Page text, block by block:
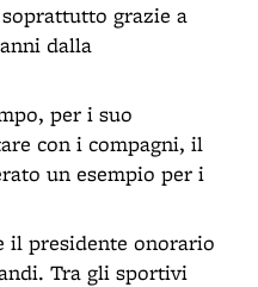
grazie a
dalla
per i suo
con i compagni, il
un esempio per i
il presidente onorario
Tra gli sportivi